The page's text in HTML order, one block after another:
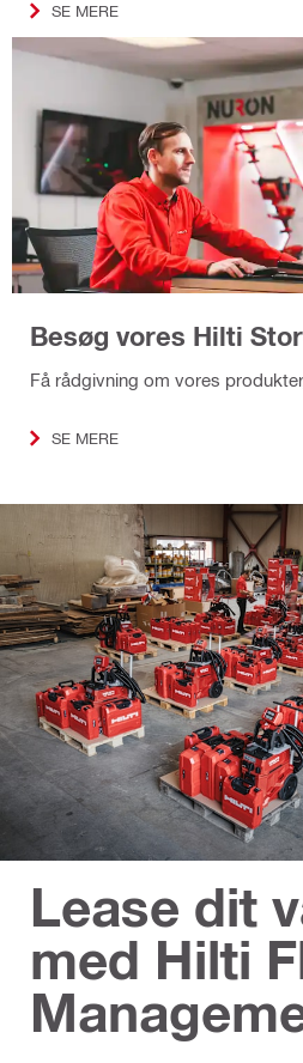
SE MERE
Besøg vores Hilti
Få rådgivning om vores
SE MERE
Lease dit
med Hilti